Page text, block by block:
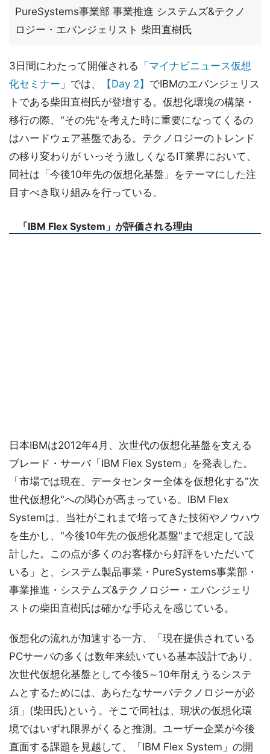
PureSystems事業部 事業推進 システムズ&テクノ
ロジー・エバンジェリスト 柴田直樹氏
3日間にわたって開催される「 マイナビニュース仮想
化セミナー 」では、 【Day 2】 でIBMのエバンジェリス
トである柴田直樹氏が登壇する。仮想化環境の構築・
移行の際、"その先"を考えた時に重要になってくるの
はハードウェア基盤である。テクノロジーのトレンド
の移り変わりが いっそう激しくなるIT業界において、
同社は「今後10年先の仮想化基盤」をテーマにした注
目すべき取り組みを行っている。
「IBM Flex System」が評価される理由
日本IBMは2012年4月、次世代の仮想化基盤を支える
ブレード・サーバ「IBM Flex System」を発表した。
「市場では現在、データセンター全体を仮想化する"次
世代仮想化"への関心が高まっている。IBM Flex
Systemは、当社がこれまで培ってきた技術やノウハウ
を生かし、"今後10年先の仮想化基盤"まで想定して設
計した。この点が多くのお客様から好評をいただいて
いる」と、システム製品事業・PureSystems事業部・
事業推進・システムズ&テクノロジー・エバンジェリ
ストの柴田直樹氏は確かな手応えを感じている。
仮想化の流れが加速する一方、「現在提供されている
PCサーバの多くは数年来続いている基本設計であり、
次世代仮想化基盤として今後5～10年耐えうるシステ
ムとするためには、あらたなサーバテクノロジーが必
須」(柴田氏)という。そこで同社は、現状の仮想化環
境ではいずれ限界がくると推測。ユーザー企業が今後
直面する課題を見越して、「IBM Flex System」の開